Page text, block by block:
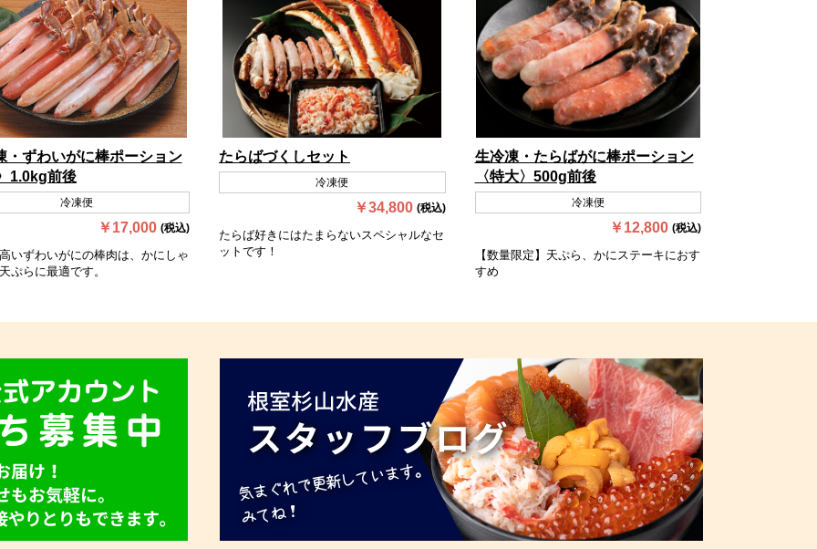
・ずわいがに棒ポーション
1.0kg前後
冷凍便
￥17,000 (税込)
いずわいがにの棒肉は、かにしゃ
ぷらに最適です。
たらばづくしセット
冷凍便
￥34,800 (税込)
たらば好きにはたまらないスペシャルなセ
ットです！
生冷凍・たらばがに棒ポーション
〈特大〉500g前後
冷凍便
￥12,800 (税込)
【数量限定】天ぷら、かにステーキにおす
すめ